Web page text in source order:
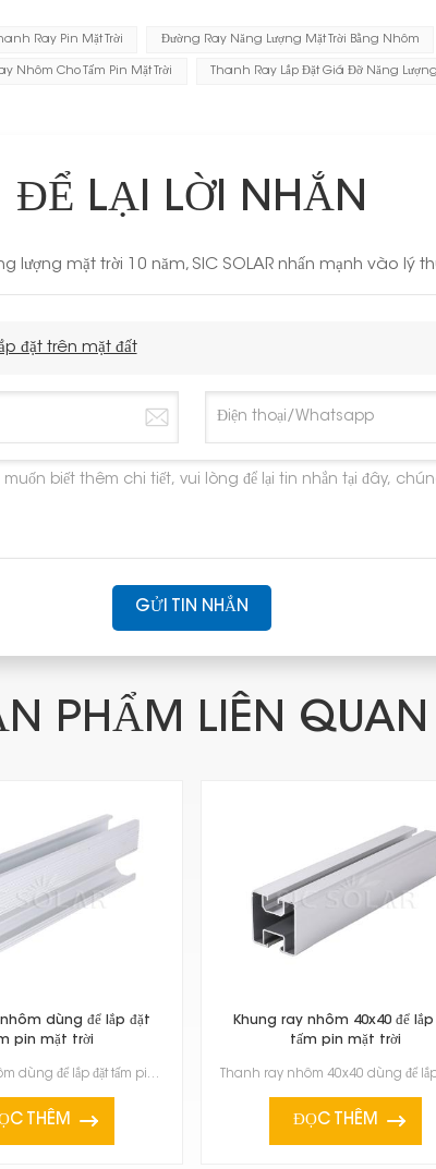
Ray Pin Mặt Trời Đường Ray Năng Lượng Mặt Trời Bằng Nhôm
Nhôm Cho Tấm Pin Mặt Trời Thanh Ray Lắp Đặt Giá Đỡ Năng
ĐỂ LẠI LỜI NHẮN
lượng mặt trời 10 năm, SIC SOLAR nhấn mạnh vào lý
đặt trên mặt đất
GỬI TIN NHẮN
PHẨM LIÊN QUAN
nhôm dùng để lắp đặt
pin mặt trời
Thanh ray nhôm dùng để lắp đặt tấm pin mặt trời cực kỳ quan trọng. Chúng nhẹ, bền lâu và khá dễ lắp ...
THÊM
Khung ray nhôm 40x40 để lắp
tấm pin mặt trời
ĐỌC THÊM